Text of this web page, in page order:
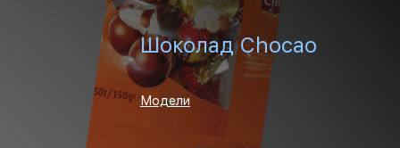
Шоколад Chocao
Модели